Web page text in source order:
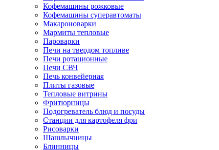
Кофемашины рожковые
Кофемашины суперавтоматы
Макароноварки
Мармиты тепловые
Пароварки
Печи на твердом топливе
Печи ротационные
Печи СВЧ
Печь конвейерная
Плиты газовые
Тепловые витрины
Фритюрницы
Подогреватель блюд и посуды
Станции для картофеля фри
Рисоварки
Шашлычницы
Блинницы